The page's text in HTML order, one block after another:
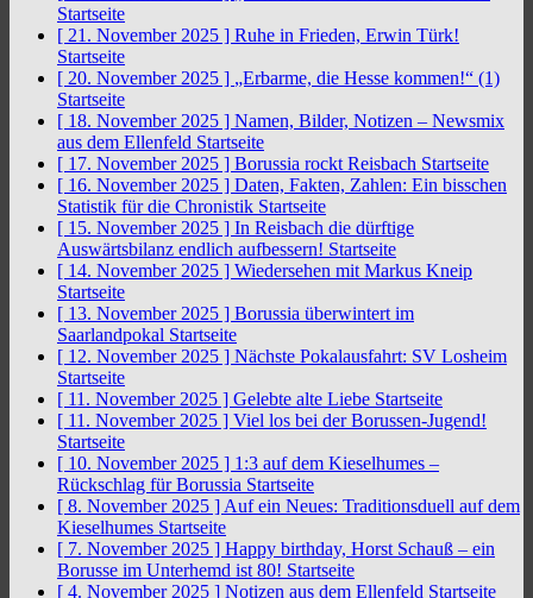
Startseite
[ 21. November 2025 ] Ruhe in Frieden, Erwin Türk!
Startseite
[ 20. November 2025 ] „Erbarme, die Hesse kommen!“ (1)
Startseite
[ 18. November 2025 ] Namen, Bilder, Notizen – Newsmix
aus dem Ellenfeld Startseite
[ 17. November 2025 ] Borussia rockt Reisbach Startseite
[ 16. November 2025 ] Daten, Fakten, Zahlen: Ein bisschen
Statistik für die Chronistik Startseite
[ 15. November 2025 ] In Reisbach die dürftige
Auswärtsbilanz endlich aufbessern! Startseite
[ 14. November 2025 ] Wiedersehen mit Markus Kneip
Startseite
[ 13. November 2025 ] Borussia überwintert im
Saarlandpokal Startseite
[ 12. November 2025 ] Nächste Pokalausfahrt: SV Losheim
Startseite
[ 11. November 2025 ] Gelebte alte Liebe Startseite
[ 11. November 2025 ] Viel los bei der Borussen-Jugend!
Startseite
[ 10. November 2025 ] 1:3 auf dem Kieselhumes –
Rückschlag für Borussia Startseite
[ 8. November 2025 ] Auf ein Neues: Traditionsduell auf dem
Kieselhumes Startseite
[ 7. November 2025 ] Happy birthday, Horst Schauß – ein
Borusse im Unterhemd ist 80! Startseite
[ 4. November 2025 ] Notizen aus dem Ellenfeld Startseite